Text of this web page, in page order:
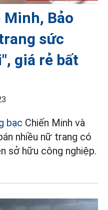
Minh, Bảo
sức
giá rẻ bất
bạc Chiến Minh và
nhiều nữ trang có
sở hữu công nghiệp.